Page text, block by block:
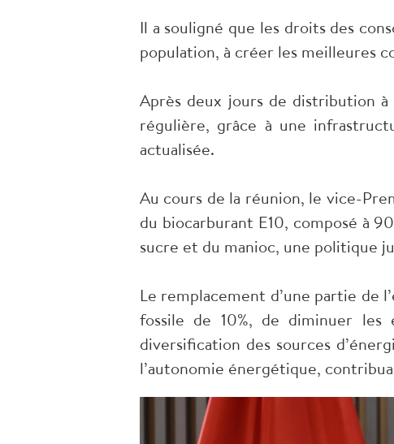
Il a souligné que les droits des
population, à créer les meilleures
Après deux jours de distribution
régulière, grâce à une
actualisée.
Au cours de la réunion, le vice-
du biocarburant E10, composé à
sucre et du manioc, une politique
Le remplacement d’une partie de
fossile de 10%, de diminuer
diversification des sources
l’autonomie énergétique,